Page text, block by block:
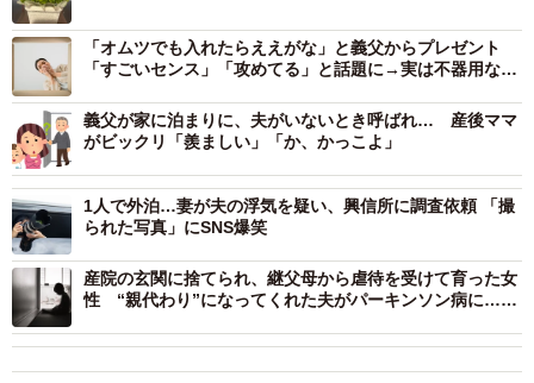
ジが。「仕事を始めて、いつもママに言われてたことを他
人様から言われるようになって。社会に出た時に周りから
言われないようにと叱ってくれてたママの気持ちが分かっ
た。無視して出て行ってごめんなさい」。
「オムツでも入れたらええがな」と義父からプレゼント
「すごいセンス」「攻めてる」と話題に→実は不器用な愛
義父が家に泊まりに、夫がいないとき呼ばれ… 産後ママ
がビックリ「羨ましい」「か、かっこよ」
1人で外泊…妻が夫の浮気を疑い、興信所に調査依頼 「撮
られた写真」にSNS爆笑
産院の玄関に捨てられ、継父母から虐待を受けて育った女
性 “親代わり”になってくれた夫がパーキンソン病に…